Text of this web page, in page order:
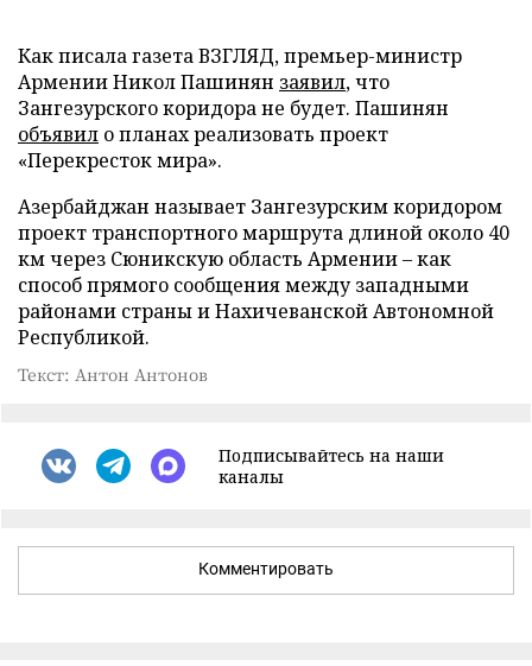
Как писала газета ВЗГЛЯД, премьер-министр
Армении Никол Пашинян заявил, что
Зангезурского коридора не будет. Пашинян
объявил о планах реализовать проект
«Перекресток мира».
Азербайджан называет Зангезурским коридором
проект транспортного маршрута длиной около 40
км через Сюникскую область Армении – как
способ прямого сообщения между западными
районами страны и Нахичеванской Автономной
Республикой.
Текст: Антон Антонов
Подписывайтесь на наши
каналы
Комментировать